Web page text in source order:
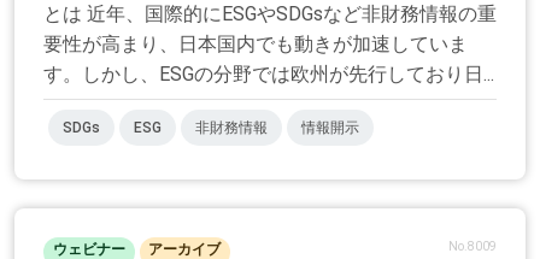
とは 近年、国際的にESGやSDGsなど非財務情報の重
要性が高まり、日本国内でも動きが加速していま
す。しかし、ESGの分野では欧州が先行しており日...
SDGs ESG 非財務情報 情報開示
ウェビナー アーカイブ No.8009